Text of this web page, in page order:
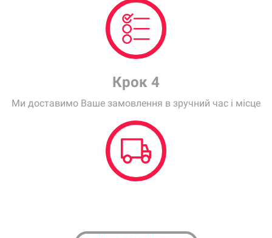
Ви отримуєте рахунок і оплачуєте його
Крок 4
Ми доставимо Ваше замовлення в зручний час і місце